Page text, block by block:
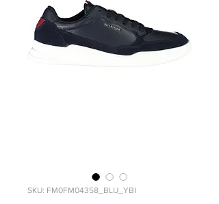
SKU: FM0FM04358_BLU_YBI